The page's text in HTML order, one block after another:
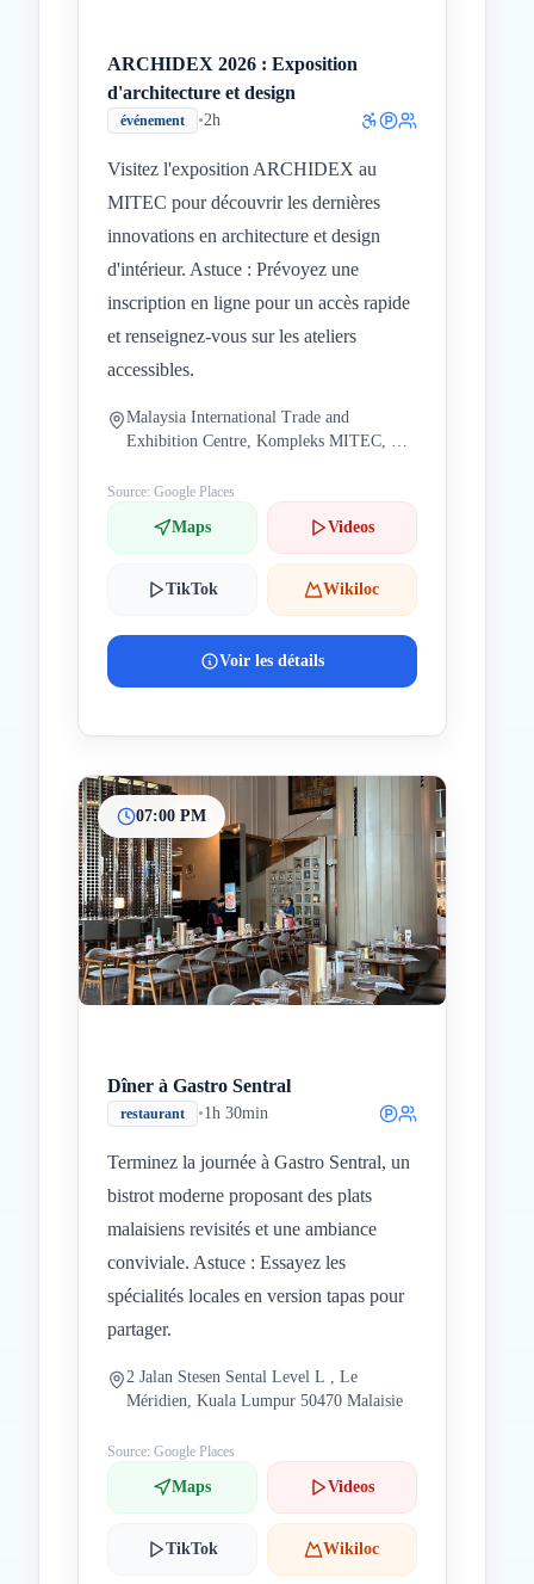
ARCHIDEX 2026 : Exposition
d'architecture et design
événement •2h
Visitez l'exposition ARCHIDEX au
MITEC pour découvrir les dernières
innovations en architecture et design
d'intérieur. Astuce : Prévoyez une
inscription en ligne pour un accès rapide
et renseignez-vous sur les ateliers
accessibles.
Malaysia International Trade and
Exhibition Centre, Kompleks MITEC, No.
Wilayah Persekutuan Kuala Lumpur,
Source: Google Places
Maps Videos
TikTok Wikiloc
Voir les détails
07:00 PM
Dîner à Gastro Sentral
restaurant •1h 30min
Terminez la journée à Gastro Sentral, un
bistrot moderne proposant des plats
malaisiens revisités et une ambiance
conviviale. Astuce : Essayez les
spécialités locales en version tapas pour
partager.
2 Jalan Stesen Sental Level L , Le
Méridien, Kuala Lumpur 50470 Malaisie
Source: Google Places
Maps Videos
TikTok Wikiloc